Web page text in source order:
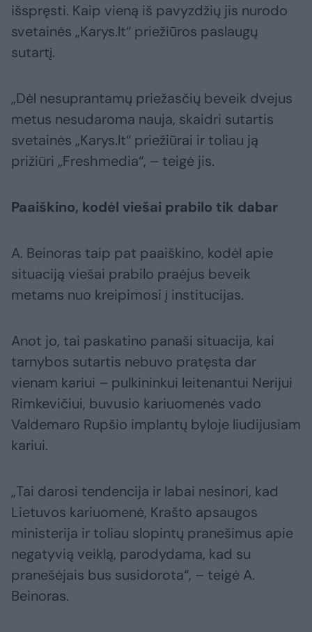
išspręsti. Kaip vieną iš pavyzdžių jis nurodo
svetainės „Karys.lt“ priežiūros paslaugų
sutartį.
„Dėl nesuprantamų priežasčių beveik dvejus
metus nesudaroma nauja, skaidri sutartis
svetainės „Karys.lt“ priežiūrai ir toliau ją
prižiūri „Freshmedia“, – teigė jis.
Paaiškino, kodėl viešai prabilo tik dabar
A. Beinoras taip pat paaiškino, kodėl apie
situaciją viešai prabilo praėjus beveik
metams nuo kreipimosi į institucijas.
Anot jo, tai paskatino panaši situacija, kai
tarnybos sutartis nebuvo pratęsta dar
vienam kariui – pulkininkui leitenantui Nerijui
Rimkevičiui, buvusio kariuomenės vado
Valdemaro Rupšio implantų byloje liudijusiam
kariui.
„Tai darosi tendencija ir labai nesinori, kad
Lietuvos kariuomenė, Krašto apsaugos
ministerija ir toliau slopintų pranešimus apie
negatyvią veiklą, parodydama, kad su
pranešėjais bus susidorota“, – teigė A.
Beinoras.